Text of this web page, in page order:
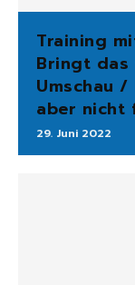
Training
Bringt das
Umschau
aber nicht
29. Juni 2022